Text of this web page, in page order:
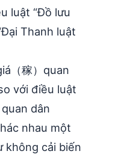
luật “Đồ lưu
Thanh luật
（稼）quan
với điều luật
dân
nhau một
không cải biến